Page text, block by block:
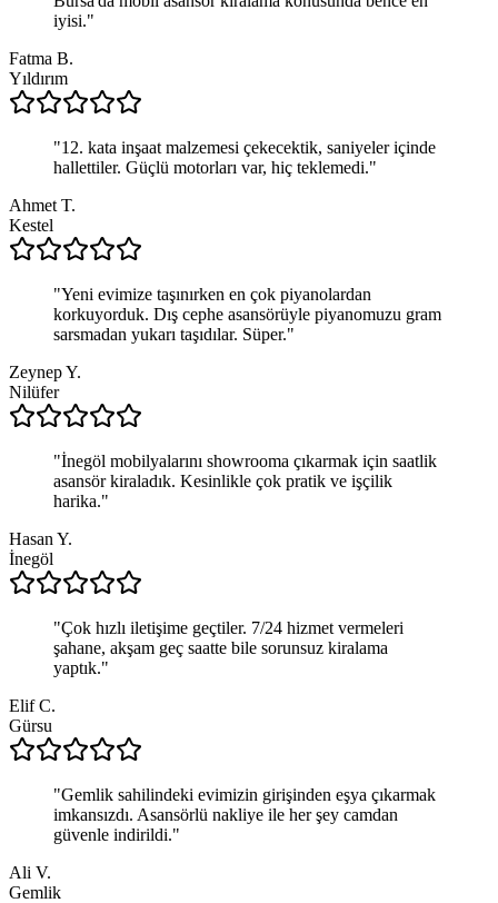
iyisi."
Fatma B.
Yıldırım
"12. kata inşaat malzemesi çekecektik, saniyeler içinde
hallettiler. Güçlü motorları var, hiç teklemedi."
Ahmet T.
Kestel
"Yeni evimize taşınırken en çok piyanolardan
korkuyorduk. Dış cephe asansörüyle piyanomuzu gram
sarsmadan yukarı taşıdılar. Süper."
Zeynep Y.
Nilüfer
"İnegöl mobilyalarını showrooma çıkarmak için saatlik
asansör kiraladık. Kesinlikle çok pratik ve işçilik
harika."
Hasan Y.
İnegöl
"Çok hızlı iletişime geçtiler. 7/24 hizmet vermeleri
şahane, akşam geç saatte bile sorunsuz kiralama
yaptık."
Elif C.
Gürsu
"Gemlik sahilindeki evimizin girişinden eşya çıkarmak
imkansızdı. Asansörlü nakliye ile her şey camdan
güvenle indirildi."
Ali V.
Gemlik